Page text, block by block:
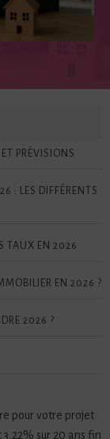
PRÉVISIONS
: LES DIFFÉRENTS
TAUX EN 2026
EN 2026 ?
2026 ?
pour votre projet
sur 20 ans fin